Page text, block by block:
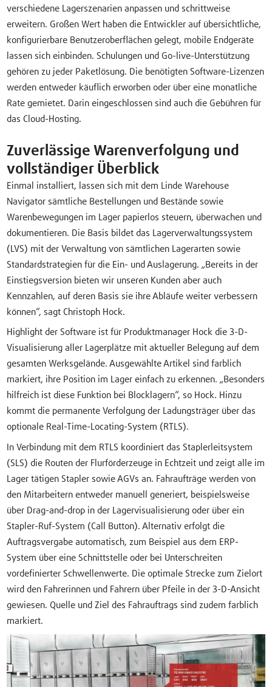
verschiedene Lagerszenarien anpassen und schrittweise
erweitern. Großen Wert haben die Entwickler auf übersichtliche,
konfigurierbare Benutzeroberflächen gelegt, mobile Endgeräte
lassen sich einbinden. Schulungen und Go-live-Unterstützung
gehören zu jeder Paketlösung. Die benötigten Software-Lizenzen
werden entweder käuflich erworben oder über eine monatliche
Rate gemietet. Darin eingeschlossen sind auch die Gebühren für
das Cloud-Hosting.
Zuverlässige Warenverfolgung und
vollständiger Überblick
Einmal installiert, lassen sich mit dem Linde Warehouse
Navigator sämtliche Bestellungen und Bestände sowie
Warenbewegungen im Lager papierlos steuern, überwachen und
dokumentieren. Die Basis bildet das Lagerverwaltungssystem
(LVS) mit der Verwaltung von sämtlichen Lagerarten sowie
Standardstrategien für die Ein- und Auslagerung. „Bereits in der
Einstiegsversion bieten wir unseren Kunden aber auch
Kennzahlen, auf deren Basis sie ihre Abläufe weiter verbessern
können“, sagt Christoph Hock.
Highlight der Software ist für Produktmanager Hock die 3-D-
Visualisierung aller Lagerplätze mit aktueller Belegung auf dem
gesamten Werksgelände. Ausgewählte Artikel sind farblich
markiert, ihre Position im Lager einfach zu erkennen. „Besonders
hilfreich ist diese Funktion bei Blocklagern“, so Hock. Hinzu
kommt die permanente Verfolgung der Ladungsträger über das
optionale Real-Time-Locating-System (RTLS).
In Verbindung mit dem RTLS koordiniert das Staplerleitsystem
(SLS) die Routen der Flurförderzeuge in Echtzeit und zeigt alle im
Lager tätigen Stapler sowie AGVs an. Fahraufträge werden von
den Mitarbeitern entweder manuell generiert, beispielsweise
über Drag-and-drop in der Lagervisualisierung oder über ein
Stapler-Ruf-System (Call Button). Alternativ erfolgt die
Auftragsvergabe automatisch, zum Beispiel aus dem ERP-
System über eine Schnittstelle oder bei Unterschreiten
vordefinierter Schwellenwerte. Die optimale Strecke zum Zielort
wird den Fahrerinnen und Fahrern über Pfeile in der 3-D-Ansicht
gewiesen. Quelle und Ziel des Fahrauftrags sind zudem farblich
markiert.